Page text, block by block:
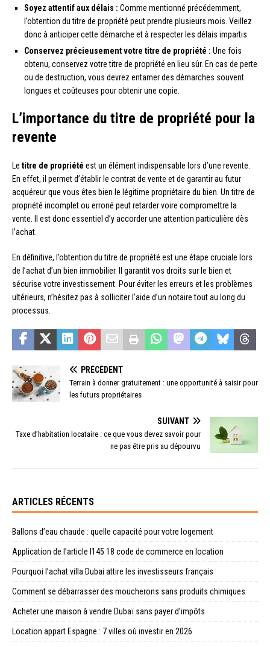
Soyez attentif aux délais : Comme mentionné précédemment,
l’obtention du titre de propriété peut prendre plusieurs mois. Veillez
donc à anticiper cette démarche et à respecter les délais impartis.
Conservez précieusement votre titre de propriété : Une fois
obtenu, conservez votre titre de propriété en lieu sûr. En cas de perte
ou de destruction, vous devrez entamer des démarches souvent
longues et coûteuses pour obtenir une copie.
L’importance du titre de propriété pour la
revente
Le titre de propriété est un élément indispensable lors d’une revente.
En effet, il permet d’établir le contrat de vente et de garantir au futur
acquéreur que vous êtes bien le légitime propriétaire du bien. Un titre de
propriété incomplet ou erroné peut retarder voire compromettre la
vente. Il est donc essentiel d’y accorder une attention particulière dès
l’achat.
En définitive, l’obtention du titre de propriété est une étape cruciale lors
de l’achat d’un bien immobilier. Il garantit vos droits sur le bien et
sécurise votre investissement. Pour éviter les erreurs et les problèmes
ultérieurs, n’hésitez pas à solliciter l’aide d’un notaire tout au long du
processus.
PRÉCÉDENT
Terrain à donner gratuitement : une opportunité à saisir pour
les futurs propriétaires
SUIVANT
Taxe d’habitation locataire : ce que vous devez savoir pour
ne pas être pris au dépourvu
ARTICLES RÉCENTS
Ballons d’eau chaude : quelle capacité pour votre logement
Application de l’article l145 18 code de commerce en location
Pourquoi l’achat villa Dubai attire les investisseurs français
Comment se débarrasser des moucherons sans produits chimiques
Acheter une maison à vendre Dubaï sans payer d’impôts
Location appart Espagne : 7 villes où investir en 2026